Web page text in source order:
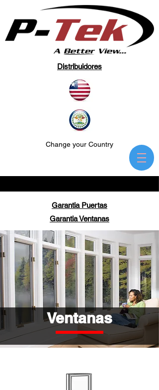
Garantia Puertas
Garantia Ventanas
Distribuidores
Change your Country
Ventanas